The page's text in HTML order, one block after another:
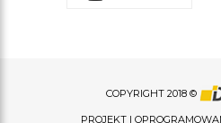
COPYRIGHT 2018 ©
PROJEKT I